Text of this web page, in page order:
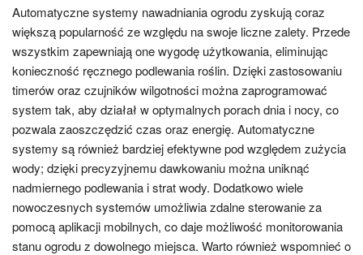
Automatyczne systemy nawadniania ogrodu zyskują coraz
większą popularność ze względu na swoje liczne zalety. Przede
wszystkim zapewniają one wygodę użytkowania, eliminując
konieczność ręcznego podlewania roślin. Dzięki zastosowaniu
timerów oraz czujników wilgotności można zaprogramować
system tak, aby działał w optymalnych porach dnia i nocy, co
pozwala zaoszczędzić czas oraz energię. Automatyczne
systemy są również bardziej efektywne pod względem zużycia
wody; dzięki precyzyjnemu dawkowaniu można uniknąć
nadmiernego podlewania i strat wody. Dodatkowo wiele
nowoczesnych systemów umożliwia zdalne sterowanie za
pomocą aplikacji mobilnych, co daje możliwość monitorowania
stanu ogrodu z dowolnego miejsca. Warto również wspomnieć o